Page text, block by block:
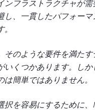
ンフラストラクチャが
し、一貫したパフォー
そのような要件を満た
いくつかあります。し
は簡単ではありません。
択を容易にするために